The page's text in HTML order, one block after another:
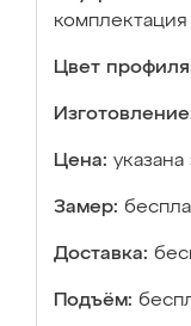
комплектация
Цвет
Цена:
Замер:
Доставка:
Подъём: